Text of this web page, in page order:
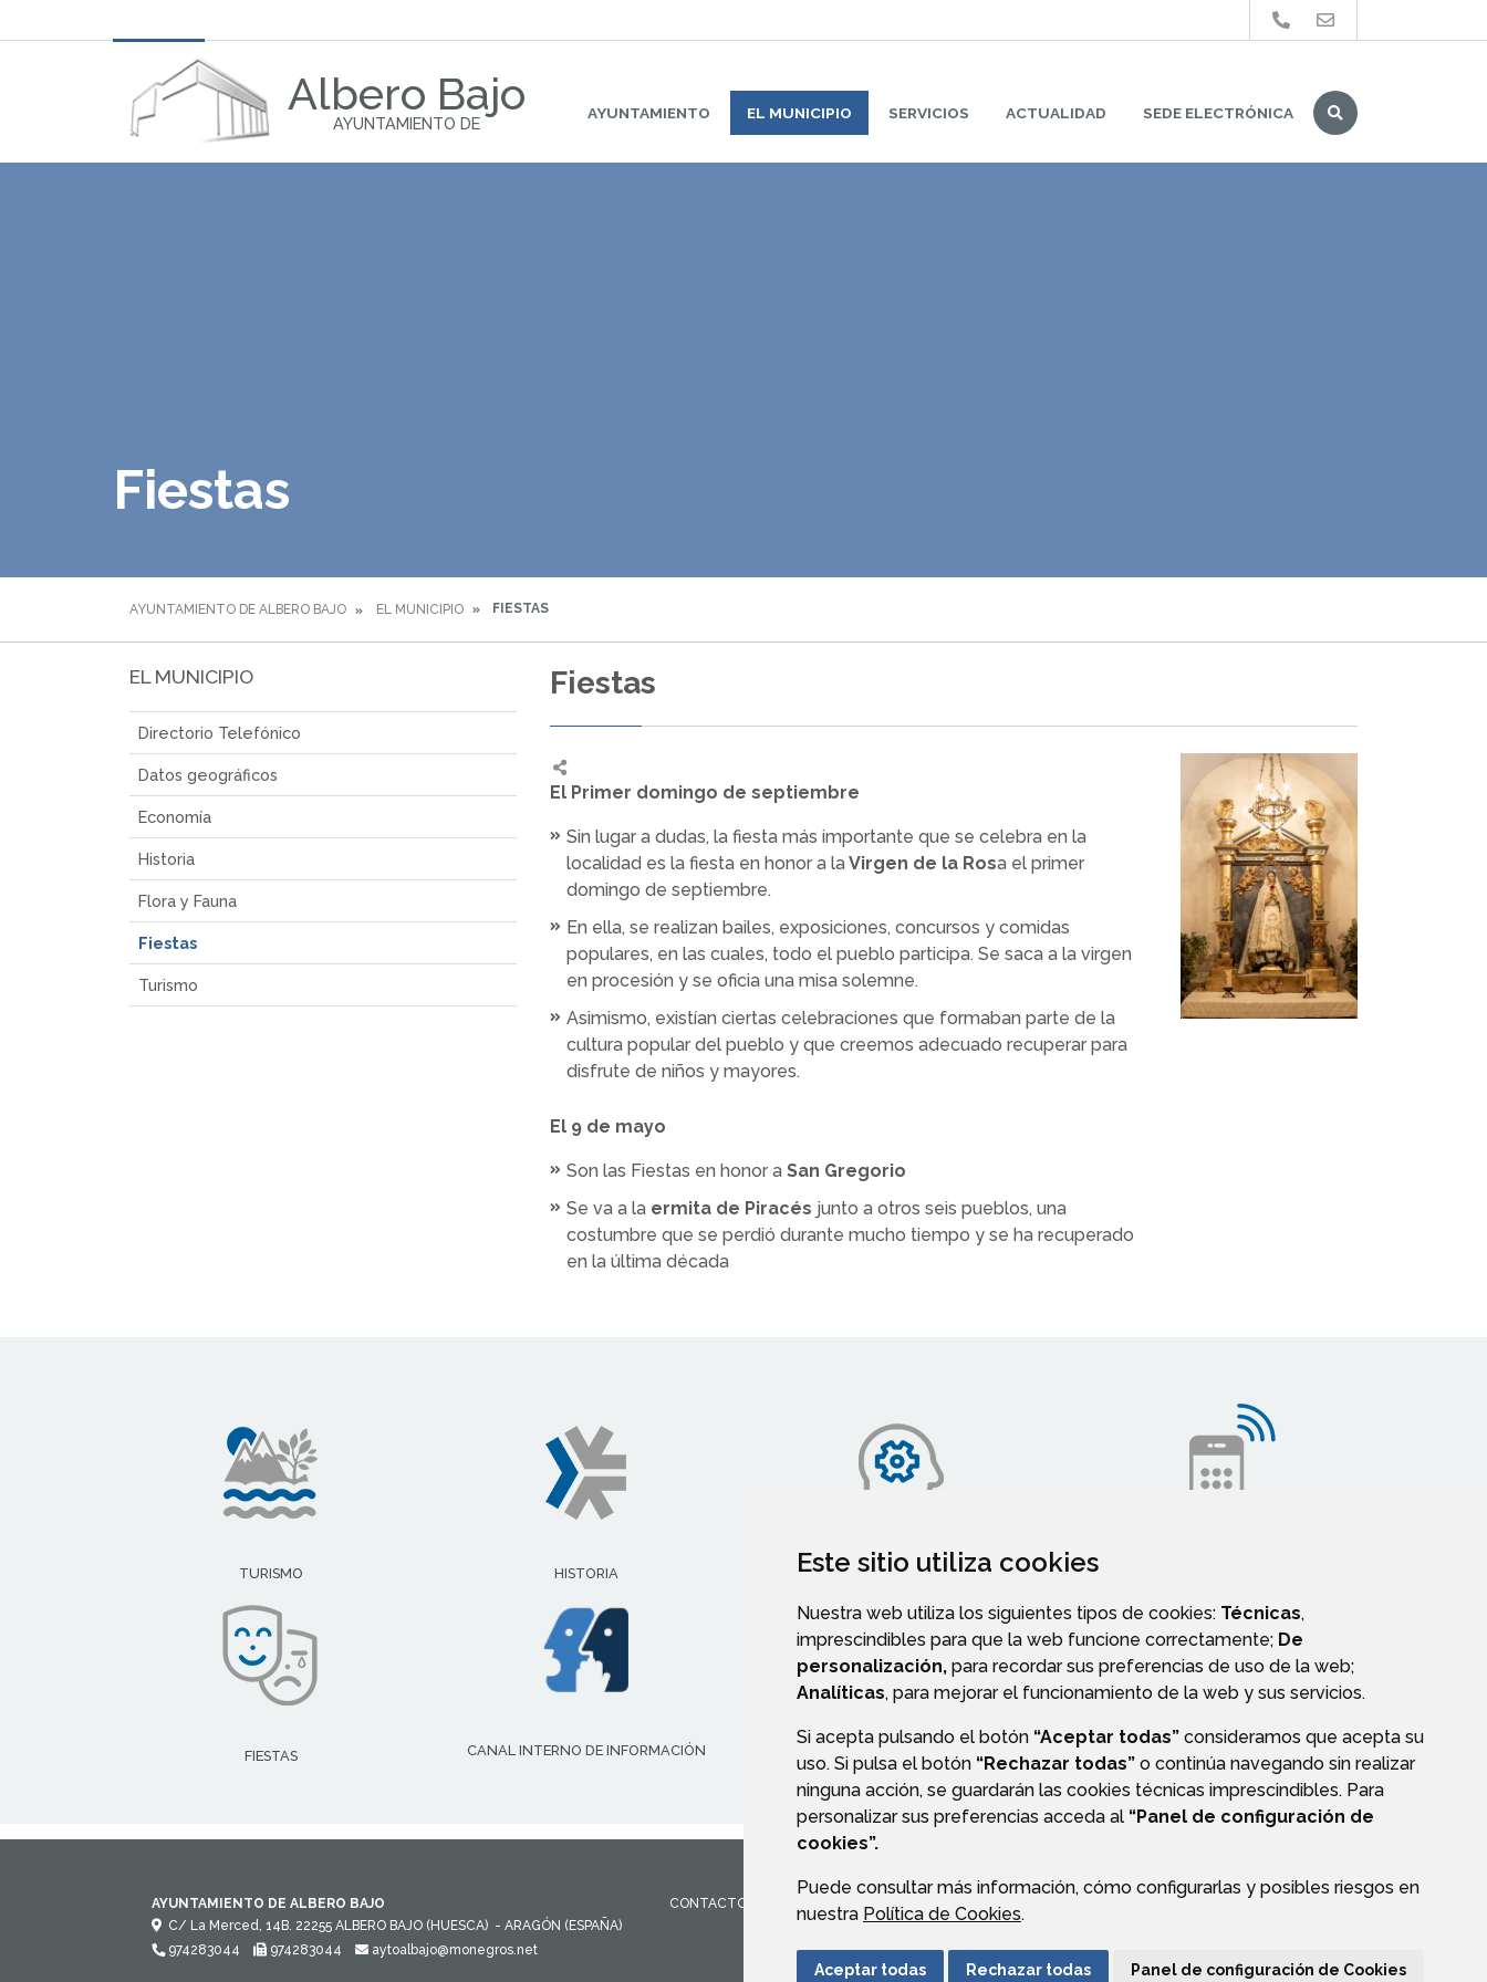
Este sitio utiliza cookies
Nuestra web utiliza los siguientes tipos de cookies: Técnicas,
imprescindibles para que la web funcione correctamente; De
personalización, para recordar sus preferencias de uso de la web;
Analíticas, para mejorar el funcionamiento de la web y sus servicios.
Si acepta pulsando el botón “Aceptar todas” consideramos que acepta su
uso. Si pulsa el botón “Rechazar todas” o continúa navegando sin realizar
ninguna acción, se guardarán las cookies técnicas imprescindibles. Para
personalizar sus preferencias acceda al “Panel de configuración de
cookies”.
Puede consultar más información, cómo configurarlas y posibles riesgos en
nuestra Política de Cookies.
Aceptar todas Rechazar todas Panel de configuración de Cookies
Albero Bajo
AYUNTAMIENTO DE
AYUNTAMIENTO EL MUNICIPIO SERVICIOS ACTUALIDAD SEDE ELECTRÓNICA
Buscar
Fiestas
AYUNTAMIENTO DE ALBERO BAJO EL MUNICIPIO FIESTAS
EL MUNICIPIO
Directorio Telefónico
Datos geográficos
Economía
Historia
Flora y Fauna
Fiestas
Turismo
Fiestas
El Primer domingo de septiembre
Sin lugar a dudas, la fiesta más importante que se celebra en la
localidad es la fiesta en honor a laVirgen de la Rosa el primer
domingo de septiembre.
En ella, se realizan bailes, exposiciones, concursos y comidas
populares, en las cuales, todo el pueblo participa. Se saca a la virgen
en procesión y se oficia una misa solemne.
Asimismo, existían ciertas celebraciones que formaban parte de la
cultura popular del pueblo y que creemos adecuado recuperar para
disfrute de niños y mayores.
El 9 de mayo
Son las Fiestas en honor a San Gregorio
Se va a la ermita de Piracés junto a otros seis pueblos, una
costumbre que se perdió durante mucho tiempo y se ha recuperado
en la última década
TURISMO HISTORIA CORPORACIÓN MUNICIPAL
FIESTAS CANAL INTERNO DE INFORMACIÓN VALIDACIÓN DE DOCUMENTOS
AYUNTAMIENTO DE ALBERO BAJO
C/ La Merced, 14B. 22255 ALBERO BAJO (HUESCA) - ARAGÓN (ESPAÑA)
974283044
974283044 aytoalbajo@monegros.net
CONTACTO AVISO LEGAL PROTECCIÓN DE DATOS